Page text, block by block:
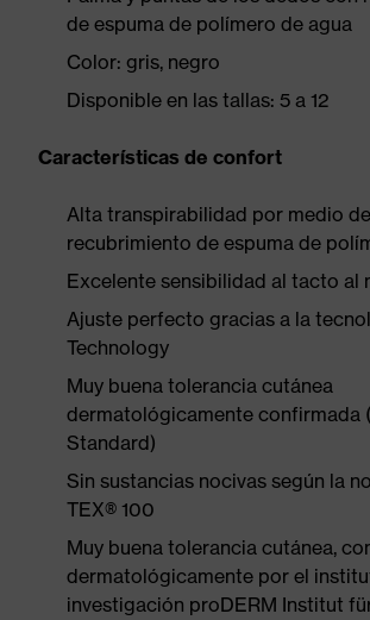
de espuma de polímero de agua
Color: gris, negro
Disponible en las tallas: 5 a 12
Características de confort
Alta transpirabilidad por medio
recubrimiento de espuma de
Excelente sensibilidad al tacto al
Ajuste perfecto gracias a la
Technology
Muy buena tolerancia cutánea
dermatológicamente confirmada
Standard)
Sin sustancias nocivas según la
TEX® 100
Muy buena tolerancia cutánea,
dermatológicamente por el
investigación proDERM Institut